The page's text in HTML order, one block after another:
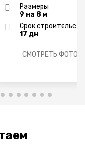
Размеры
9 на 8 м
Срок
17 дн
СМОТРЕТЬ ФОТО